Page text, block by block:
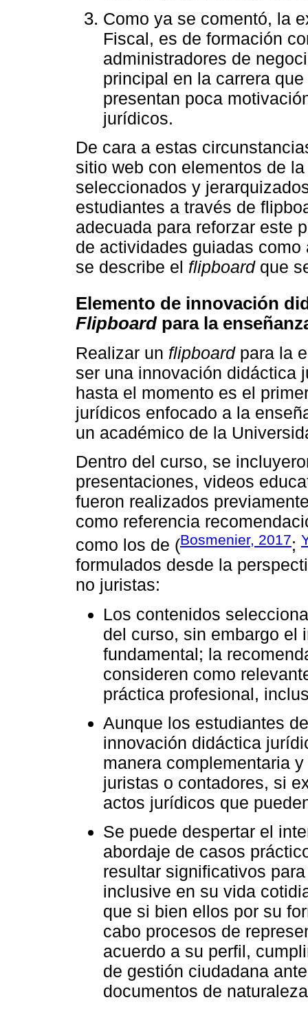
Como ya se comentó, la
Fiscal, es de formación
administradores de
principal en la carrera
presentan poca
jurídicos.
De cara a estas
sitio web con elementos de
seleccionados y
estudiantes a través de
adecuada para reforzar este
de actividades guiadas
se describe el flipboardque
Elemento de innovación
Flipboardpara la
Realizar un flipboardpara la
ser una innovación didáctica
hasta el momento es el
jurídicos enfocado a la
un académico de la
Dentro del curso, se
presentaciones, videos
fueron realizados
como referencia
como los de (Bosmenier, 2017;
formulados desde la
no juristas:
Los contenidos
del curso, sin embargo el
fundamental; la
consideren como
práctica profesional,
Aunque los estudiantes
innovación didáctica
manera complementaria
juristas o contadores, si
actos jurídicos que
Se puede despertar el
abordaje de casos
resultar significativos
inclusive en su vida
que si bien ellos por su
cabo procesos de
acuerdo a su perfil,
de gestión ciudadana
documentos de